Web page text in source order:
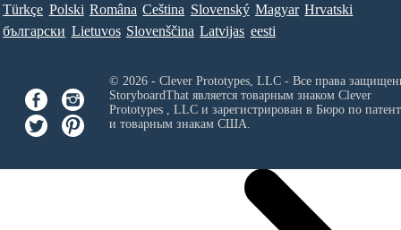
Türkçe Polski Româna Ceština Slovenský Magyar Hrvatski
български Lietuvos Slovenščina Latvijas eesti
© 2026 - Clever Prototypes, LLC - Все права
StoryboardThat является товарным знаком Clever
Prototypes , LLCи зарегистрирован в Бюро по
и товарным знакам США.